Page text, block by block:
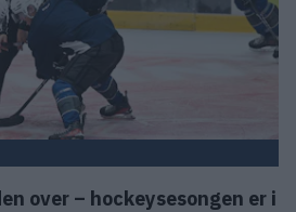
over – hockeysesongen er i